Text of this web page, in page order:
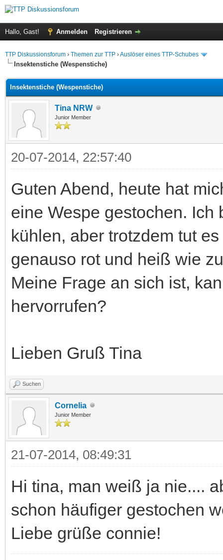
Hallo, Gast! Anmelden Registrieren
TTP Diskussionsforum › Themen zur TTP ›Auslöser eines TTP-Schubes
Insektenstiche (Wespenstiche)
Insektenstiche (Wespenstiche)
Tina NRW
Junior Member
20-07-2014, 22:57:40
Guten Abend, heute hat
eine Wespe gestochen. Ich
kühlen, aber trotzdem tut
genauso rot und heiß wie
Meine Frage an sich ist,
hervorrufen?
Lieben Gruß Tina
Suchen
Cornelia
Junior Member
21-07-2014, 08:49:31
Hi tina, man weiß ja nie....
schon häufiger gestochen
Liebe grüße connie!